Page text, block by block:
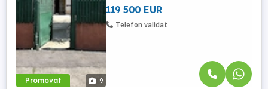
Promovat 9
paianta.
119 500 EUR
Telefon validat